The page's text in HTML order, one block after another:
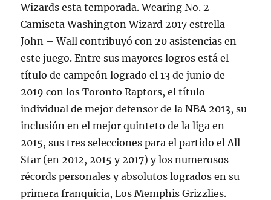
Wizards esta temporada. Wearing No. 2
Camiseta Washington Wizard 2017 estrella
John – Wall contribuyó con 20 asistencias en
este juego. Entre sus mayores logros está el
título de campeón logrado el 13 de junio de
2019 con los Toronto Raptors, el título
individual de mejor defensor de la NBA 2013, su
inclusión en el mejor quinteto de la liga en
2015, sus tres selecciones para el partido el All-
Star (en 2012, 2015 y 2017) y los numerosos
récords personales y absolutos logrados en su
primera franquicia, Los Memphis Grizzlies.